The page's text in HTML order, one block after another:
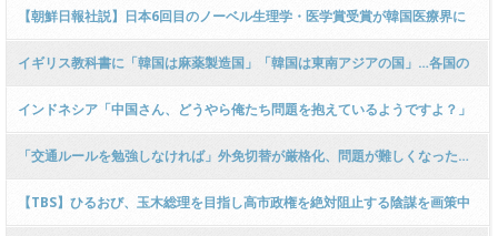
重注意！SNSでこれ以外の発言もあるが、このカメラマンではない！」 → ﾈｯ
ﾄ「つまり、他にもまだいると？」
【朝鮮日報社説】日本6回目のノーベル生理学・医学賞受賞が韓国医療界に
与える示唆 [10/9] [ばーど★]
イギリス教科書に「韓国は麻薬製造国」「韓国は東南アジアの国」…各国の
教科書で誤記、だが政府対応は不十分という批判
インドネシア「中国さん、どうやら俺たち問題を抱えているようですよ？」
「交通ルールを勉強しなければ」外免切替が厳格化、問題が難しくなった…
外国人から戸惑いの声も 住民票の提出義務化も
【TBS】ひるおび、玉木総理を目指し高市政権を絶対阻止する陰謀を画策中